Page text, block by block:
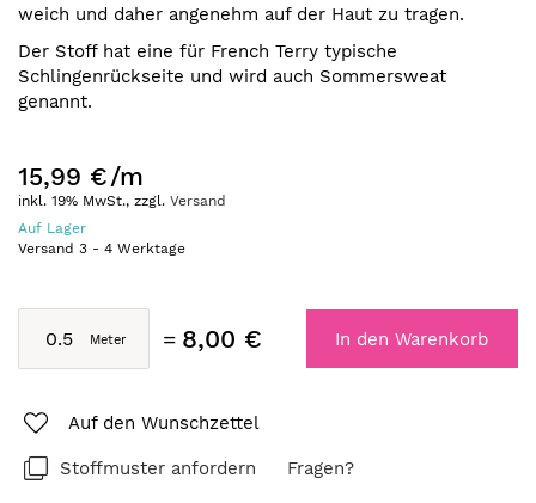
weich und daher angenehm auf der Haut zu tragen.
Der Stoff hat eine für French Terry typische
Schlingenrückseite und wird auch Sommersweat
genannt.
15,99 €/m
inkl. 19% MwSt., zzgl. Versand
Auf Lager
Versand 3 - 4 Werktage
8,00 € In den Warenkorb
Auf den Wunschzettel
Stoffmuster anfordern Fragen?